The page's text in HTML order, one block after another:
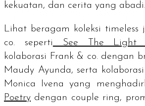
kekuatan, dan cerita yang abadi.
Lihat beragam koleksi timeless
co. seperti See The Light
kolaborasi Frank & co. dengan
Maudy Ayunda, serta
Monica Ivena yang
Poetry dengan couple ring,